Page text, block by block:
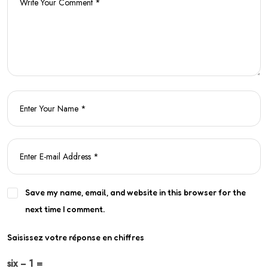
Save my name, email, and website in this browser for the
next time I comment.
Saisissez votre réponse en chiffres
six − 1 =